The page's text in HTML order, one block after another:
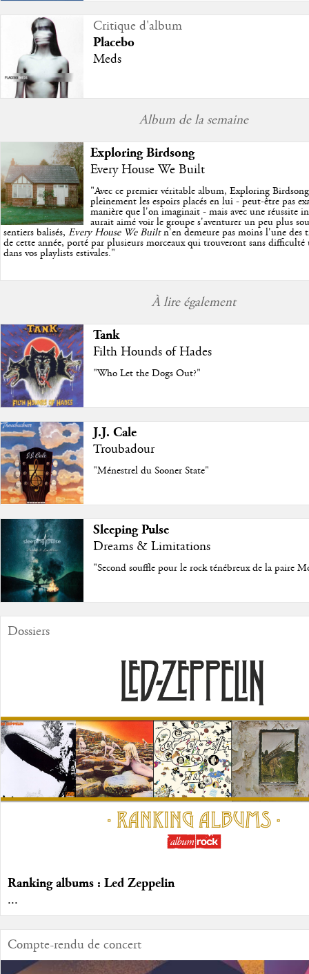
Critique d'album
Placebo
Meds
Album de la semaine
Exploring Birdsong
Every House We Built
"Avec ce premier véritable album, Exploring
pleinement les espoirs placés en lui - peut-être pas
manière que l'on imaginait - mais avec une réussite
aurait aimé voir le groupe s'aventurer un peu plus
sentiers balisés, Every House We Builtn'en demeure pas moins l'une des
de cette année, porté par plusieurs morceaux qui trouveront sans difficulté
dans vos playlists estivales."
À lire également
Tank
Filth Hounds of Hades
"Who Let the Dogs Out?"
J.J. Cale
Troubadour
"Ménestrel du Sooner State"
Sleeping Pulse
Dreams & Limitations
"Second souffle pour le rock ténébreux de la paire
Dossiers
Ranking albums : Led Zeppelin
...
Compte-rendu de concert